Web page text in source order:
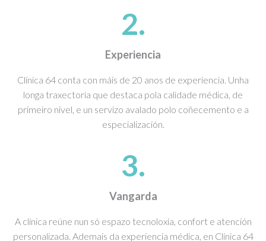
2.
Experiencia
Clínica 64 conta con máis de 20 anos de experiencia. Unha
longa traxectoria que destaca pola calidade médica, de
primeiro nivel, e un servizo avalado polo coñecemento e a
especialización.
3.
Vangarda
A clínica reúne nun só espazo tecnoloxía, confort e atención
personalizada. Ademais da experiencia médica, en Clínica 64